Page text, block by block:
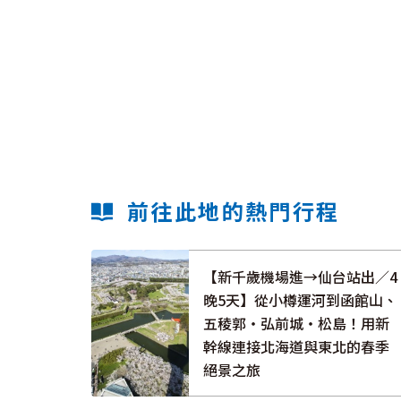
前往此地的熱門行程
【新千歲機場進→仙台站出／4
晚5天】從小樽運河到函館山、
五稜郭・弘前城・松島！用新
幹線連接北海道與東北的春季
絕景之旅